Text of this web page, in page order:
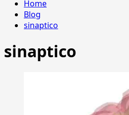
Home
Blog
sinaptico
sinaptico